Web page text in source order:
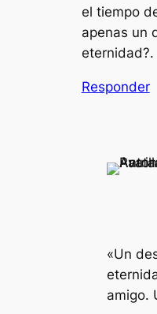
el tiempo
apenas un
Responder
«Un
amigo.